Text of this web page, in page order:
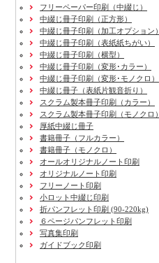
フリーペーパー印刷
（中綴じ）
中綴じ冊子印刷
（正方形）
中綴じ冊子印刷
（加工オプション）
中綴じ冊子印刷
（表紙紙ちがい）
中綴じ冊子印刷
（横型）
中綴じ冊子印刷
（変形･カラー）
中綴じ冊子印刷
（変形･モノクロ）
中綴じ冊子（表紙片観音折り）
スクラム製本冊子印刷
（カラー）
スクラム製本冊子印刷
（モノクロ）
厚紙中綴じ冊子
書籍冊子 （フルカラー）
書籍冊子 （モノクロ）
オールオリジナルノート印刷
オリジナルノート印刷
フリーノート印刷
小ロット中綴じ印刷
折パンフレット印刷 (90-220kg)
６ページパンフレット印刷
写真集印刷
ガイドブック印刷